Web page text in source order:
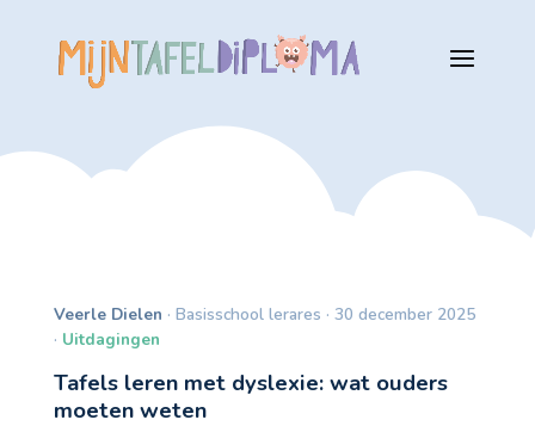
Veerle Dielen · Basisschool lerares · 30 december 2025
· Uitdagingen
Tafels leren met dyslexie: wat ouders
moeten weten